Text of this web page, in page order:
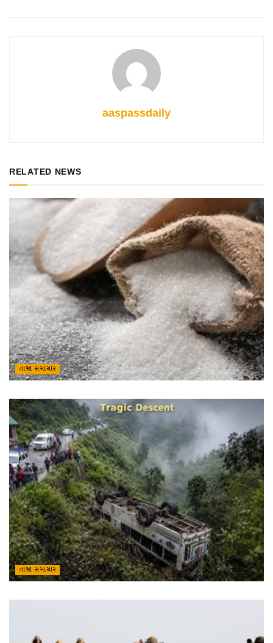
aaspassdaily
RELATED NEWS
તાજા સમાચાર
તાજા સમાચાર